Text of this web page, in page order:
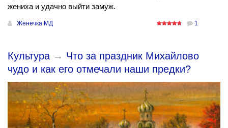
жениха и удачно выйти замуж.
Женечка МД 1
Культура → Что за праздник Михайлово
чудо и как его отмечали наши предки?